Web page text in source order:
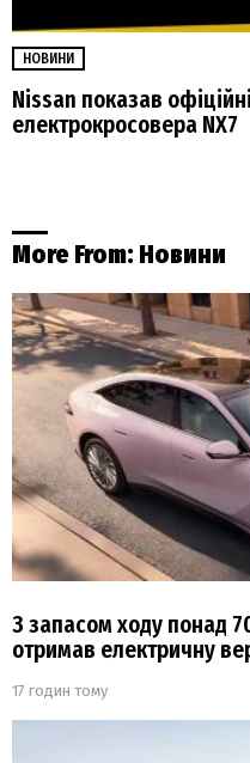
НОВИНИ
Nissan показав
електрокросовера NX7
More From: Новини
З запасом ходу понад
отримав електричну
17 годин тому